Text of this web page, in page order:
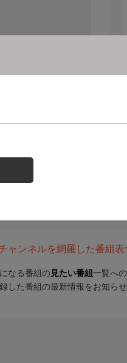
ャンネルを網羅した番組
なる番組の 見たい番組 一覧へ
した番組の最新情報をお知ら